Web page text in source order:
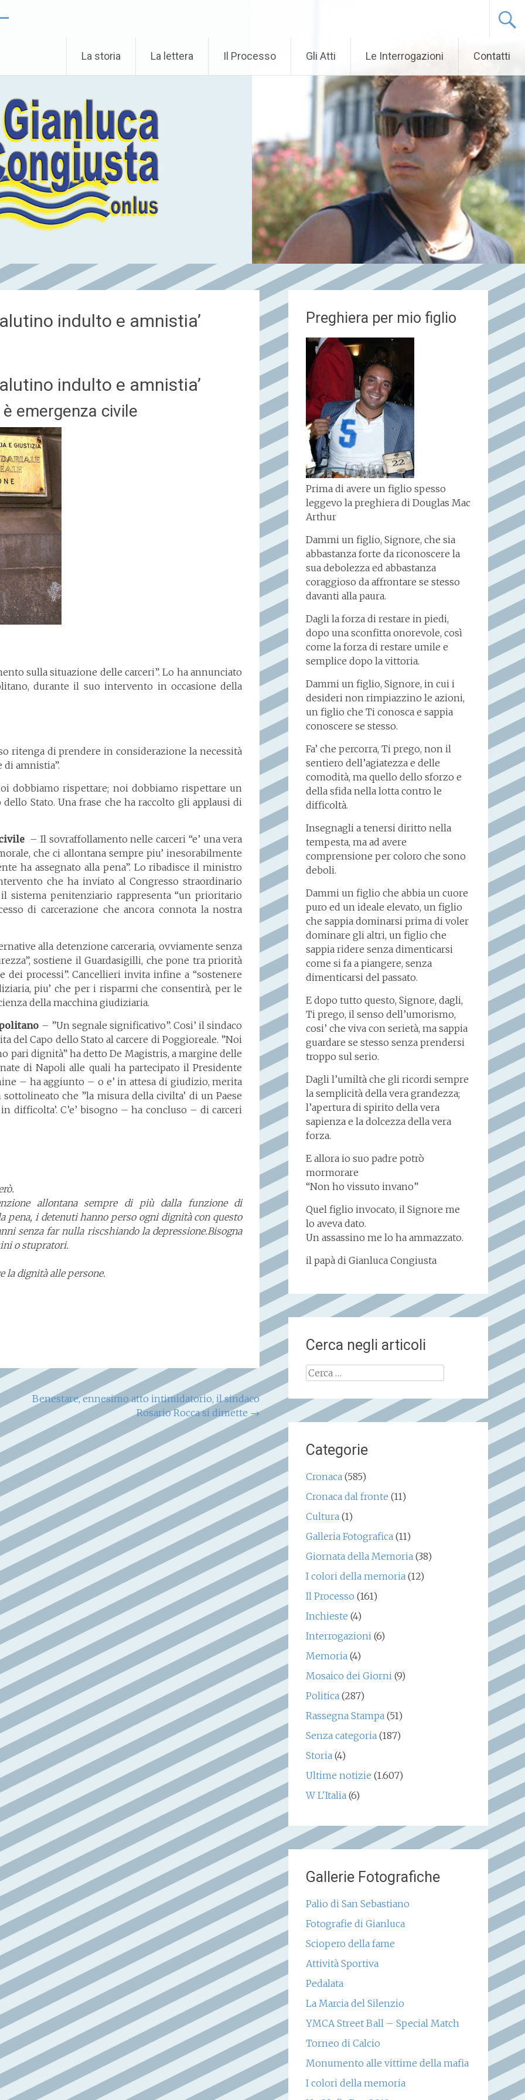
La storia La lettera Il Processo Gli Atti Le Interrogazioni Contatti
indulto e amnistia’
indulto e amnistia’
emergenza civile
sulla situazione delle carceri”. Lo ha annunciato
durante il suo intervento in occasione della
ritenga di prendere in considerazione la necessità
amnistia”.
dobbiamo rispettare; noi dobbiamo rispettare un
Stato. Una frase che ha raccolto gli applausi di
– Il sovraffollamento nelle carceri “e’ una vera
che ci allontana sempre piu’ inesorabilmente
ha assegnato alla pena”. Lo ribadisce il ministro
che ha inviato al Congresso straordinario
sistema penitenziario rappresenta “un prioritario
di carcerazione che ancora connota la nostra
alla detenzione carceraria, ovviamente senza
sostiene il Guardasigilli, che pone tra priorità
dei processi”. Cancellieri invita infine a “sostenere
piu’ che per i risparmi che consentirà, per le
della macchina giudiziaria.
– ”Un segnale significativo”. Cosi’ il sindaco
del Capo dello Stato al carcere di Poggioreale. ”Noi
pari dignità” ha detto De Magistris, a margine delle
di Napoli alle quali ha partecipato il Presidente
– ha aggiunto – o e’ in attesa di giudizio, merita
che ”la misura della civilta’ di un Paese
difficolta’. C’e’ bisogno – ha concluso – di carceri
allontana sempre di più dalla funzione di
pena, i detenuti hanno perso ogni dignità con questo
senza far nulla riscshiando la depressione.Bisogna
o stupratori.
la dignità alle persone.
Benestare, ennesimo atto intimidatorio, il sindaco
Rosario Rocca si dimette →
Preghiera per mio figlio
Prima di avere un figlio spesso
leggevo la preghiera di Douglas Mac
Arthur
Dammi un figlio, Signore, che sia
abbastanza forte da riconoscere la
sua debolezza ed abbastanza
coraggioso da affrontare se stesso
davanti alla paura.
Dagli la forza di restare in piedi,
dopo una sconfitta onorevole, così
come la forza di restare umile e
semplice dopo la vittoria.
Dammi un figlio, Signore, in cui i
desideri non rimpiazzino le azioni,
un figlio che Ti conosca e sappia
conoscere se stesso.
Fa’ che percorra, Ti prego, non il
sentiero dell’agiatezza e delle
comodità, ma quello dello sforzo e
della sfida nella lotta contro le
difficoltà.
Insegnagli a tenersi diritto nella
tempesta, ma ad avere
comprensione per coloro che sono
deboli.
Dammi un figlio che abbia un cuore
puro ed un ideale elevato, un figlio
che sappia dominarsi prima di voler
dominare gli altri, un figlio che
sappia ridere senza dimenticarsi
come si fa a piangere, senza
dimenticarsi del passato.
E dopo tutto questo, Signore, dagli,
Ti prego, il senso dell’umorismo,
cosi’ che viva con serietà, ma sappia
guardare se stesso senza prendersi
troppo sul serio.
Dagli l’umiltà che gli ricordi sempre
la semplicità della vera grandezza;
l’apertura di spirito della vera
sapienza e la dolcezza della vera
forza.
E allora io suo padre potrò
mormorare
“Non ho vissuto invano”
Quel figlio invocato, il Signore me
lo aveva dato.
Un assassino me lo ha ammazzato.
il papà di Gianluca Congiusta
Cerca negli articoli
Ricerca
Categorie
Cronaca(585)
Cronaca dal fronte (11)
Cultura(1)
Galleria Fotografica(11)
Giornata della Memoria(38)
I colori della memoria(12)
Il Processo (161)
Inchieste (4)
Interrogazioni(6)
Memoria(4)
Mosaico dei Giorni(9)
Politica(287)
Rassegna Stampa(51)
Senza categoria(187)
Storia(4)
Ultime notizie (1.607)
W L'Italia(6)
Gallerie Fotografiche
Palio di San Sebastiano
Fotografie di Gianluca
Sciopero della fame
Attività Sportiva
Pedalata
La Marcia del Silenzio
YMCA Street Ball – Special Match
Torneo di Calcio
Monumento alle vittime della mafia
I colori della memoria